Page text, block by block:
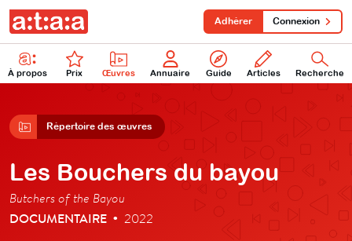
À propos Prix Œuvres Annuaire Guide Articles Recherche
Adhérer Connexion
Répertoire des œuvres
Les Bouchers du bayou
Butchers of the Bayou
DOCUMENTAIRE • 2022